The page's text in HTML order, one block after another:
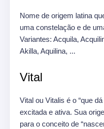
Nome de origem latina
uma constelação e de
Variantes: Acquila,
Akilla, Aquilina, ...
Vital
Vital ou Vitalis é o “que
excitada e ativa. Sua
para o conceito de